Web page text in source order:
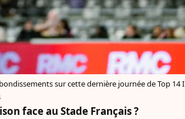
sur cette dernière journée de Top 14 I
face au Stade Français ?